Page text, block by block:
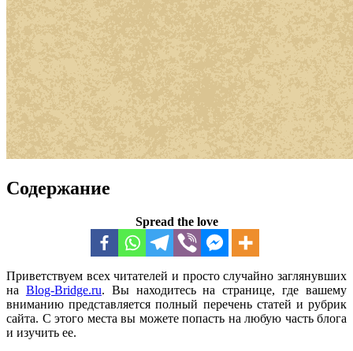
Содержание
Spread the love
Приветствуем всех читателей и просто случайно заглянувших
на Blog-Bridge.ru. Вы находитесь на странице, где вашему
вниманию представляется полный перечень статей и рубрик
сайта. С этого места вы можете попасть на любую часть блога
и изучить ее.